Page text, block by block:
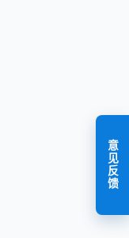
意见反馈